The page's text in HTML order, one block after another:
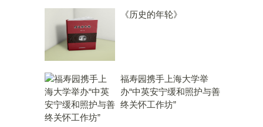
《历史的年轮》
福寿园携手上海大学举
办“中英安宁缓和照护与善
终关怀工作坊”